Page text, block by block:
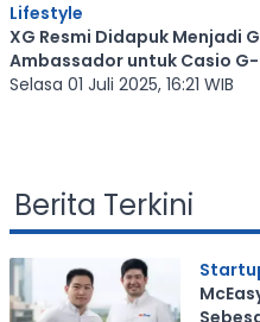
Lifestyle
XG Resmi Didapuk Menjadi
Ambassador untuk Casio G-
Selasa 01 Juli 2025, 16:21 WIB
Berita Terkini